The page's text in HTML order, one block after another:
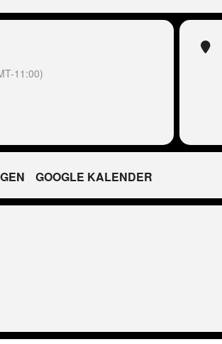
11:00)
GOOGLE KALENDER